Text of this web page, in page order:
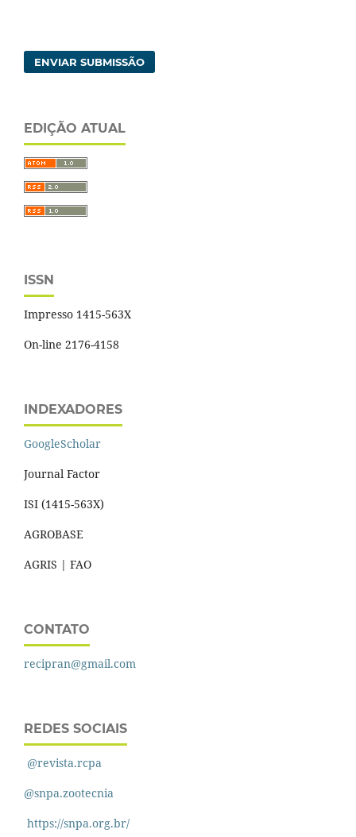
ENVIAR SUBMISSÃO
EDIÇÃO ATUAL
ISSN
Impresso 1415-563X
On-line 2176-4158
INDEXADORES
GoogleScholar
Journal Factor
ISI (1415-563X)
AGROBASE
AGRIS | FAO
CONTATO
recipran@gmail.com
REDES SOCIAIS
@revista.rcpa
@snpa.zootecnia
https://snpa.org.br/